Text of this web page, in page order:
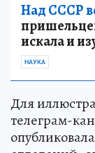
Над СССР
искала и
НАУКА
Для
телеграм-